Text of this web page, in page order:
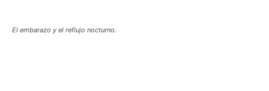
El embarazo y el reflujo nocturno.